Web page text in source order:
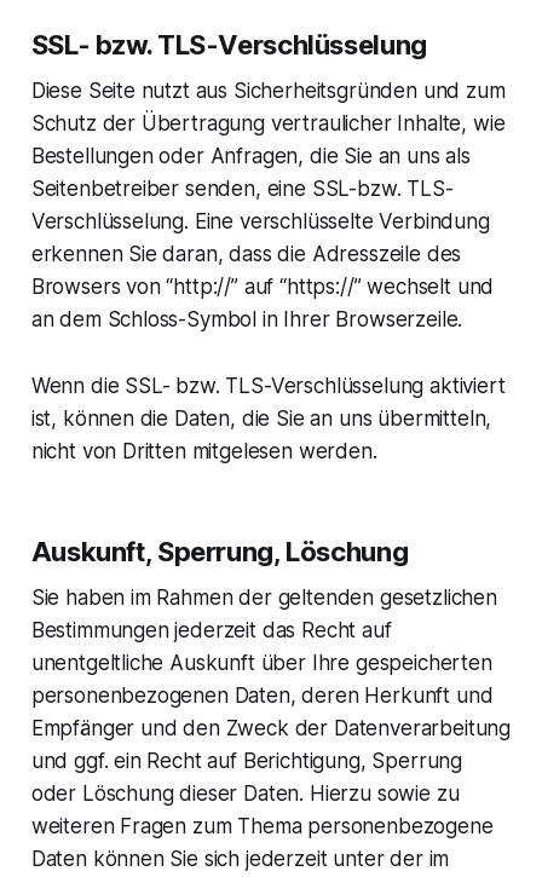
SSL- bzw. TLS-Verschlüsselung
Diese Seite nutzt aus Sicherheitsgründen und zum
Schutz der Übertragung vertraulicher Inhalte, wie
Bestellungen oder Anfragen, die Sie an uns als
Seitenbetreiber senden, eine SSL-bzw. TLS-
Verschlüsselung. Eine verschlüsselte Verbindung
erkennen Sie daran, dass die Adresszeile des
Browsers von “http://” auf “https://” wechselt und
an dem Schloss-Symbol in Ihrer Browserzeile.
Wenn die SSL- bzw. TLS-Verschlüsselung aktiviert
ist, können die Daten, die Sie an uns übermitteln,
nicht von Dritten mitgelesen werden.
Auskunft, Sperrung, Löschung
Sie haben im Rahmen der geltenden gesetzlichen
Bestimmungen jederzeit das Recht auf
unentgeltliche Auskunft über Ihre gespeicherten
personenbezogenen Daten, deren Herkunft und
Empfänger und den Zweck der Datenverarbeitung
und ggf. ein Recht auf Berichtigung, Sperrung
oder Löschung dieser Daten. Hierzu sowie zu
weiteren Fragen zum Thema personenbezogene
Daten können Sie sich jederzeit unter der im